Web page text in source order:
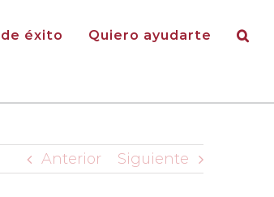
éxito Quiero ayudarte
Anterior Siguiente